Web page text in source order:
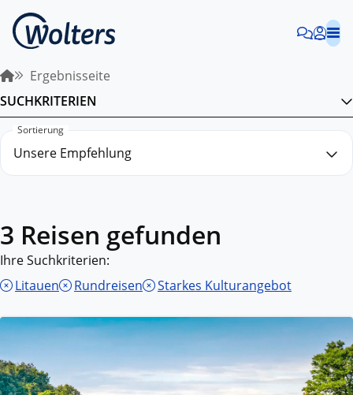
Ergebnisseite
SUCHKRITERIEN
Sortierung
3 Reisen gefunden
Ihre Suchkriterien:
Litauen
Rundreisen Starkes Kulturangebot